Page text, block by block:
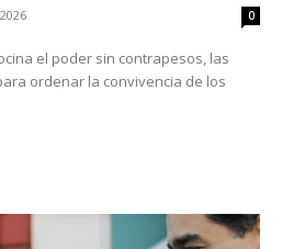
0
el poder sin contrapesos, las
ordenar la convivencia de los